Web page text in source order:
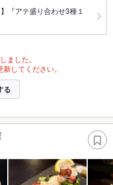
『アテ盛り合わせ3種１
ました。
してください。
る